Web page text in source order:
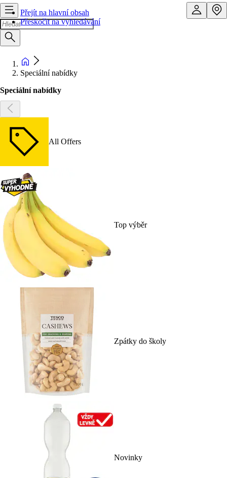
Přejít na hlavní obsah
Přeskočit na vyhledávání
Speciální nabídky
Speciální nabídky
All Offers
Top výběr
Zpátky do školy
Novinky